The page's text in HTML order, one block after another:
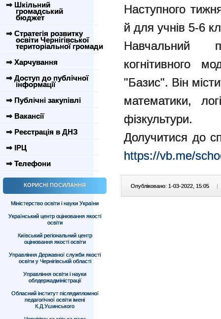
⇒ Шкільний
громадський
бюджет
⇒ Стратегія розвитку
освіти Чернігівської
територіальної громади
⇒ Харчування
⇒ Доступ до публічної
інформації
⇒ Публічні закупівлі
⇒ Вакансії
⇒ Реєстрація в ДНЗ
⇒ ІРЦ
⇒ Телефони
КОРИСНІ ПОСИЛАННЯ
Міністерство освіти і науки України
Український центр оцінювання якості
освіти
Київський регіональний центр
оцінювання якості освіти
Управління Державної служби якості
освіти у Чернігівській області
Управління освіти і науки
облдержадміністрації
Обласний інститут післядипломної
педагогічної освіти імені
К.Д.Ушинського
Наступного
й для учнів 5-6
Навчальний
когнітивного
"Базис". Він
математики,
фізкультури.
Долучитися до
https://vb.me/
Опубліковано: 1-03-2022, 15:05 |